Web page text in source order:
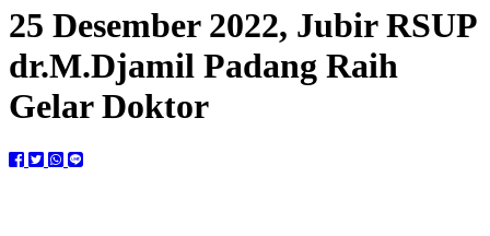
25 Desember 2022, Jubir RSUP
dr.M.Djamil Padang Raih
Gelar Doktor